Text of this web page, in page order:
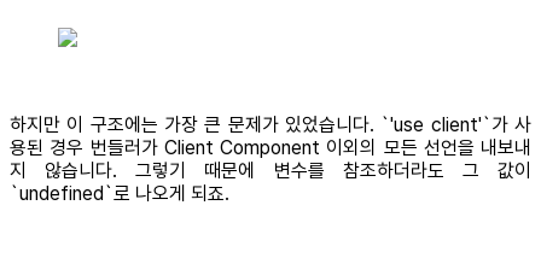
하지만 이 구조에는 가장 큰 문제가 있었습니다. `'use client'`가 사
용된 경우 번들러가 Client Component 이외의 모든 선언을 내보내
지 않습니다. 그렇기 때문에 변수를 참조하더라도 그 값이
`undefined`로 나오게 되죠.